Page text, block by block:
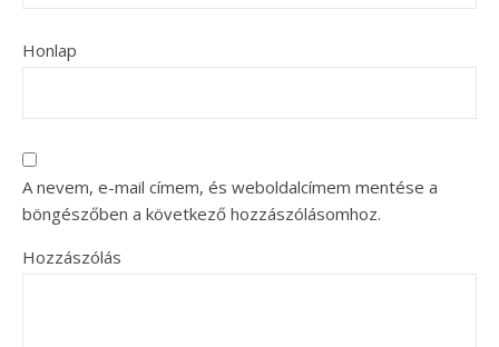
Honlap
A nevem, e-mail címem, és weboldalcímem mentése a
böngészőben a következő hozzászólásomhoz.
Hozzászólás